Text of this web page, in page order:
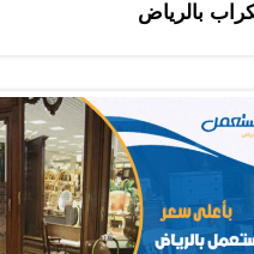
بالرياض